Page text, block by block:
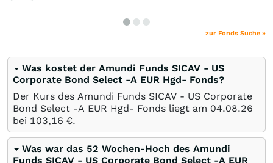
zur Fonds Suche »
Was kostet der Amundi Funds SICAV - US
Corporate Bond Select -A EUR Hgd- Fonds?
Der Kurs des Amundi Funds SICAV - US Corporate
Bond Select -A EUR Hgd- Fonds liegt am 04.08.26
bei 103,16 €.
Was war das 52 Wochen-Hoch des Amundi
Funds SICAV - US Corporate Bond Select -A EUR